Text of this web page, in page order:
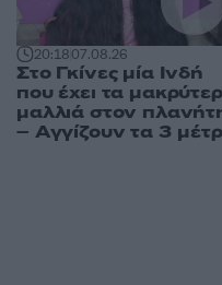
20:1807.08.26
Στο Γκίνες μία Ινδή
που έχει τα
μαλλιά στον
– Αγγίζουν τα 3